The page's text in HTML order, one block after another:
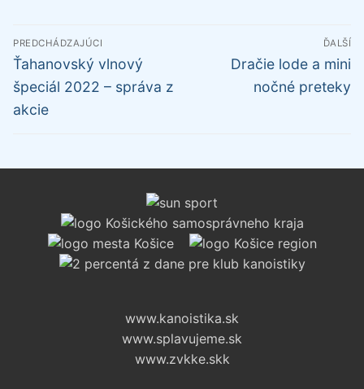
Navigácia
v
článku
PREDCHÁDZAJÚCI
Predchádzajúci
článok:
Ťahanovský vlnový
špeciál 2022 – správa z
akcie
ĎALŠÍ
Ďalší
článok:
Dračie lode a mini
nočné preteky
www.kanoistika.sk
www.splavujeme.sk
www.zvkke.skk